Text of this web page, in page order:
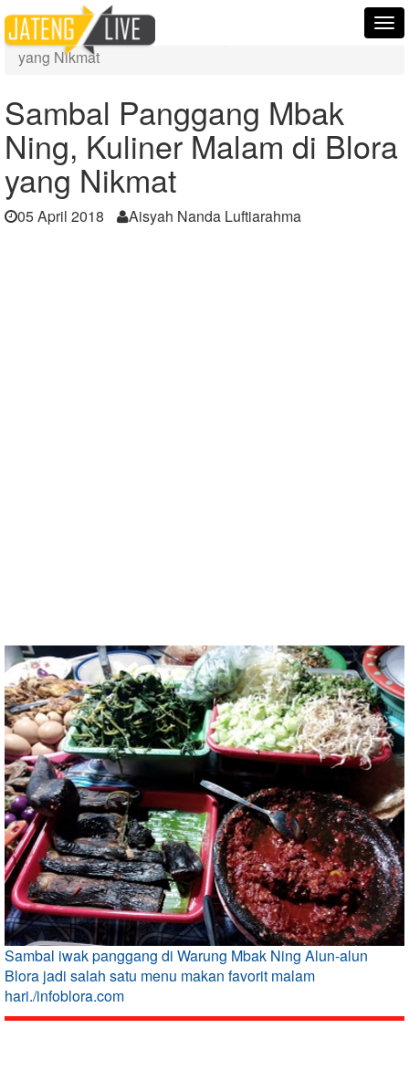
Home
Berita
Sambal Panggang Mbak Ning, Kuliner Malam di Blora
yang Nikmat
Sambal Panggang Mbak
Ning, Kuliner Malam di Blora
yang Nikmat
05 April 2018 Aisyah Nanda Luftiarahma
Sambal iwak panggang di Warung Mbak Ning Alun-alun
Blora jadi salah satu menu makan favorit malam
hari./infoblora.com